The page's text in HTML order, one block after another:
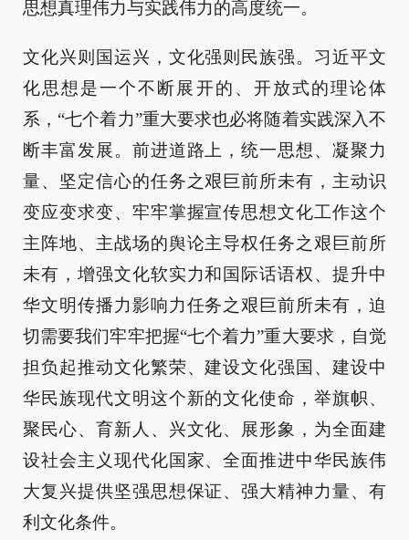
思想真理伟力与实践伟力的高度统一。
文化兴则国运兴，文化强则民族强。习近平文
化思想是一个不断展开的、开放式的理论体
系，“七个着力”重大要求也必将随着实践深入不
断丰富发展。前进道路上，统一思想、凝聚力
量、坚定信心的任务之艰巨前所未有，主动识
变应变求变、牢牢掌握宣传思想文化工作这个
主阵地、主战场的舆论主导权任务之艰巨前所
未有，增强文化软实力和国际话语权、提升中
华文明传播力影响力任务之艰巨前所未有，迫
切需要我们牢牢把握“七个着力”重大要求，自觉
担负起推动文化繁荣、建设文化强国、建设中
华民族现代文明这个新的文化使命，举旗帜、
聚民心、育新人、兴文化、展形象，为全面建
设社会主义现代化国家、全面推进中华民族伟
大复兴提供坚强思想保证、强大精神力量、有
利文化条件。